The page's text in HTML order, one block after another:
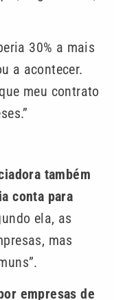
30% a mais
a acontecer.
meu contrato
também
conta para
ela, as
mas
empresas de